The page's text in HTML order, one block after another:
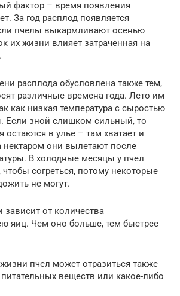
фактор – время появления
За год расплод появляется
пчелы выкармливают осенью
их жизни влияет затраченная на
расплода обусловлена также тем,
различные времена года. Лето им
как низкая температура с сыростью
Если зной слишком сильный, то
остаются в улье – там хватает и
они вылетают после
В холодные месяцы у пчел
чтобы согреться, потому некоторые
не могут.
от количества
яиц. Чем оно больше, тем быстрее
пчел может отразиться также
веществ или какое-либо